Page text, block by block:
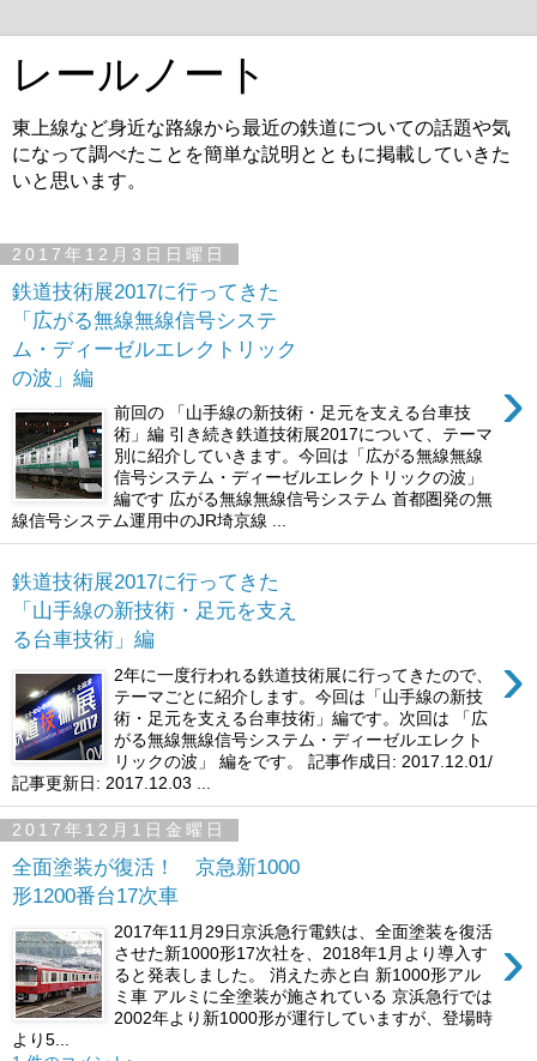
レールノート
東上線など身近な路線から最近の鉄道についての話題や気
になって調べたことを簡単な説明とともに掲載していきた
いと思います。
2017年12月3日日曜日
鉄道技術展2017に行ってきた
「広がる無線無線信号システ
ム・ディーゼルエレクトリック
の波」編
›
前回の 「山手線の新技術・足元を支える台車技
術」編 引き続き鉄道技術展2017について、テーマ
別に紹介していきます。今回は「広がる無線無線
信号システム・ディーゼルエレクトリックの波」
編です 広がる無線無線信号システム 首都圏発の無
線信号システム運用中のJR埼京線 ...
鉄道技術展2017に行ってきた
「山手線の新技術・足元を支え
る台車技術」編
›
2年に一度行われる鉄道技術展に行ってきたので、
テーマごとに紹介します。今回は「山手線の新技
術・足元を支える台車技術」編です。次回は 「広
がる無線無線信号システム・ディーゼルエレクト
リックの波」 編をです。 記事作成日: 2017.12.01/
記事更新日: 2017.12.03 ...
2017年12月1日金曜日
全面塗装が復活！ 京急新1000
形1200番台17次車
›
2017年11月29日京浜急行電鉄は、全面塗装を復活
させた新1000形17次社を、2018年1月より導入す
ると発表しました。 消えた赤と白 新1000形アル
ミ車 アルミに全塗装が施されている 京浜急行では
2002年より新1000形が運行していますが、登場時
より5...